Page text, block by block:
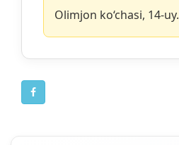
Olimjon ko‘chasi, 14-uy.